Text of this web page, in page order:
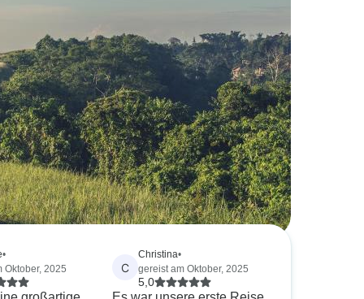
•
Oktober, 2025
C
Christina•
gereist am Oktober, 2025
5,0